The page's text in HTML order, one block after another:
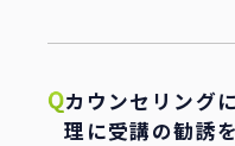
カウンセリング
理に受講の勧誘